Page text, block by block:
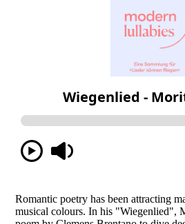
Romantic poetry has been attracting
musical colours. In his "Wiegenlied",